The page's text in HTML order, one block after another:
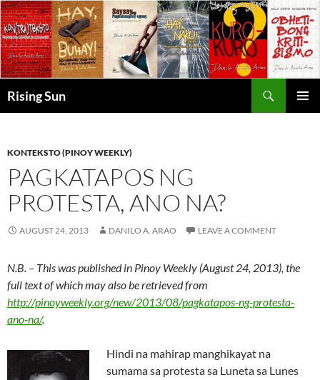
Skip
to
content
Rising Sun
KONTEKSTO (PINOY WEEKLY)
PAGKATAPOS NG
PROTESTA, ANO NA?
AUGUST 24, 2013 DANILO A. ARAO LEAVE A COMMENT
N.B. – This was published in Pinoy Weekly (August 24, 2013), the
full text of which may also be retrieved from
http://pinoyweekly.org/new/2013/08/pagkatapos-ng-protesta-
ano-na/.
Hindi na mahirap manghikayat na
sumama sa protesta sa Luneta sa Lunes